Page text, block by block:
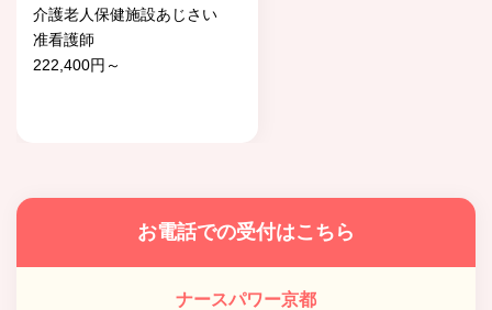
介護老人保健施設あじさい
准看護師
222,400円～
お電話での受付はこちら
ナースパワー京都